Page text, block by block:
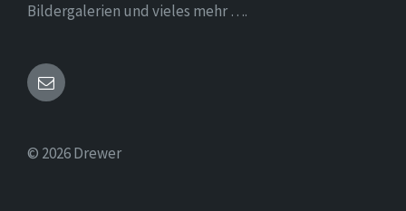
Bildergalerien und vieles mehr ….
Email
© 2026 Drewer